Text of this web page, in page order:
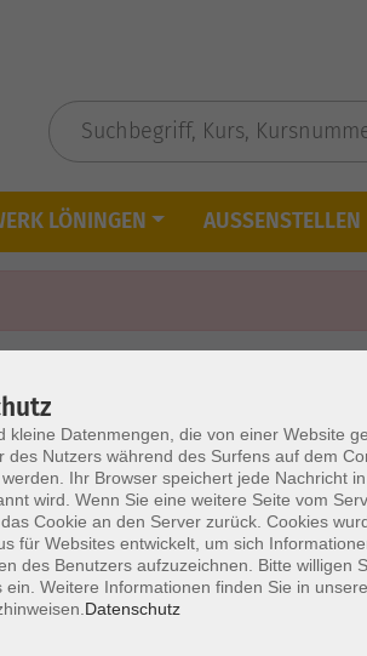
LÖNINGEN AUSSENSTELLEN
Öffnungszeiten
kleine Datenmengen, die von einer Website
des Nutzers während des Surfens auf dem
Ihr Browser speichert jede Nachricht
wird. Wenn Sie eine weitere Seite vom
Cookie an den Server zurück. Cookies
für Websites entwickelt, um sich
des Benutzers aufzuzeichnen. Bitte willigen
ein. Weitere Informationen finden Sie in
Datenschutz